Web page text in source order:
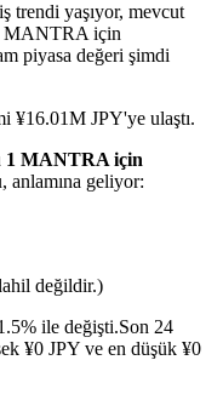
ve emtia türevleri
trendi yaşıyor, mevcut
MANTRA için
piyasa değeri şimdi
¥16.01M JPY'ye ulaştı.
1 MANTRA için
anlamına geliyor:
değildir.)
ile değişti.Son 24
¥0 JPY ve en düşük ¥0